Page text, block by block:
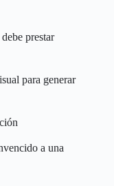
prestar
para generar
a una